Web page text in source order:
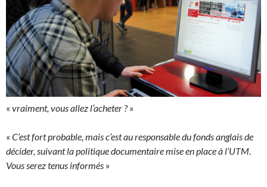
« vraiment, vous allez l’acheter ?»
« C’est fort probable, mais c’est au responsable du fonds anglais de
décider, suivant la politique documentaire mise en place à l’UTM.
Vous serez tenus informés »